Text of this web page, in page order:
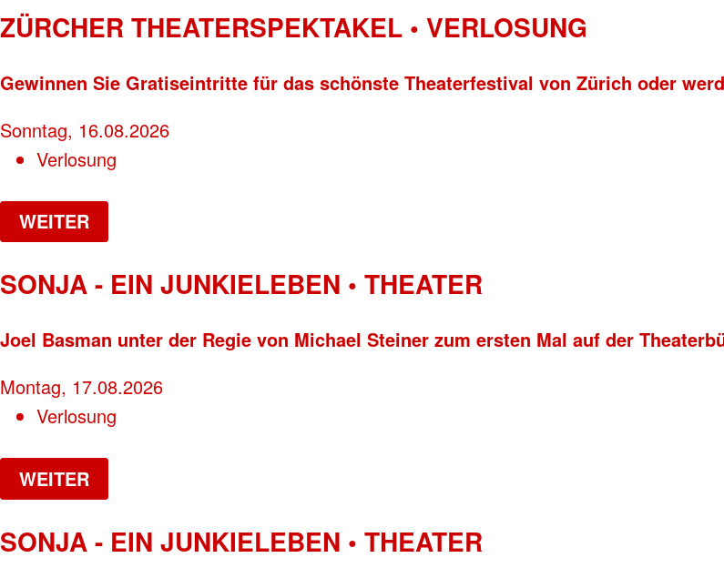
ZÜRCHER THEATERSPEKTAKEL • VERLOSUNG
Gewinnen Sie Gratiseintritte für das schönste Theaterfestival von Zürich oder
Sonntag, 16.08.2026
Verlosung
WEITER
SONJA - EIN JUNKIELEBEN • THEATER
Joel Basman unter der Regie von Michael Steiner zum ersten Mal auf der
Montag, 17.08.2026
Verlosung
WEITER
SONJA - EIN JUNKIELEBEN • THEATER